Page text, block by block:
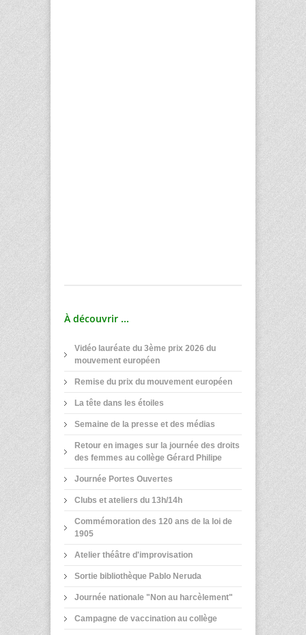
À découvrir ...
Vidéo lauréate du 3ème prix 2026 du
mouvement européen
Remise du prix du mouvement européen
La tête dans les étoiles
Semaine de la presse et des médias
Retour en images sur la journée des droits
des femmes au collège Gérard Philipe
Journée Portes Ouvertes
Clubs et ateliers du 13h/14h
Commémoration des 120 ans de la loi de
1905
Atelier théâtre d'improvisation
Sortie bibliothèque Pablo Neruda
Journée nationale "Non au harcèlement"
Campagne de vaccination au collège